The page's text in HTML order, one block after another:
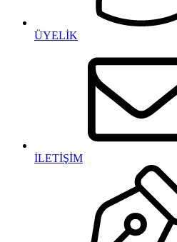
ÜYELİK
İLETİŞİM